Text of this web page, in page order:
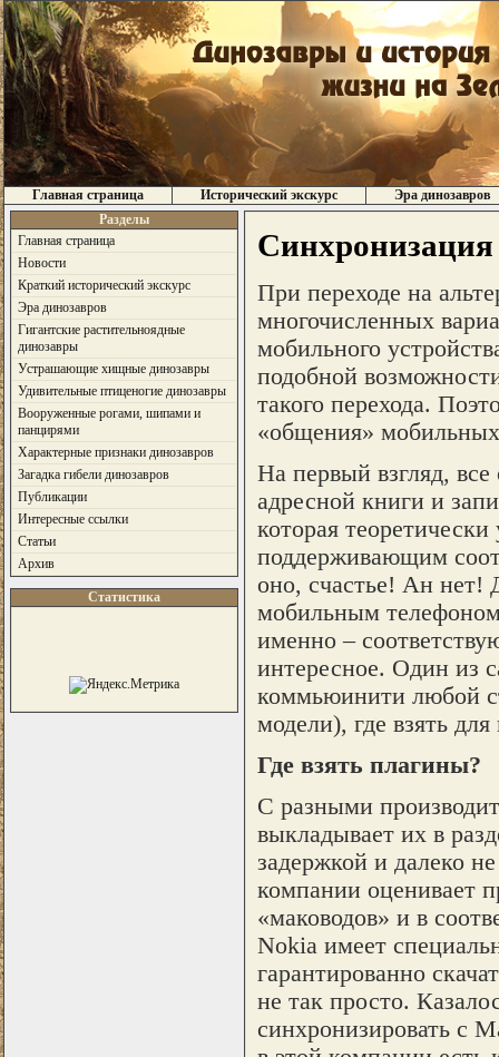
Главная страница Исторический экскурс
Эра динозавров
Разделы
Главная страница
Новости
Краткий исторический экскурс
Эра динозавров
Гигантские растительноядные
динозавры
Устрашающие хищные динозавры
Удивительные птиценогие динозавры
Вооруженные рогами, шипами и
панцирями
Характерные признаки динозавров
Загадка гибели динозавров
Публикации
Интересные ссылки
Статьи
Архив
Статистика
Синхронизация
При переходе на
многочисленных
мобильного
подобной
такого перехода.
«общения»
На первый взгляд,
адресной книги и
которая
поддерживающим
оно, счастье! Ан нет!
мобильным
именно –
интересное. Один из
коммьюинити любой
модели), где взять
Где взять плагины?
С разными
выкладывает их в
задержкой и далеко
компании оценивает
«маководов» и в
Nokia имеет
гарантированно
не так просто.
синхронизировать с